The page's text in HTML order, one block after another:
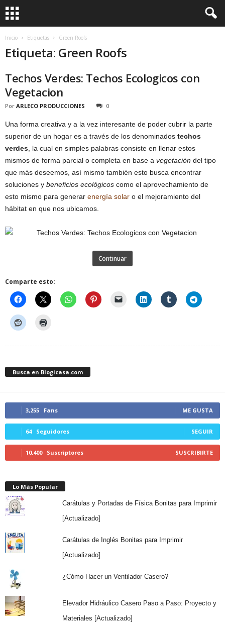
Inicio Etiquetas Green Roofs
Etiqueta: Green Roofs
Techos Verdes: Techos Ecologicos con
Vegetacion
Por ARLECO PRODUCCIONES 0
Una forma creativa y a la vez interesante de poder cubrir la parte
superior de un hogar es a través de los denominados techos
verdes , la cual en simples palabras consiste en llenar estos
mismos de forma parcial o completa en base a vegetación del tipo
que más deseemos, así mismo también esto busca encontrar
soluciones y beneficios ecológicos como el aprovechamiento de
esto mismo para generar energía solar o el mejoramiento del
hábitat en que nos ubicamos.
Continuar
Comparte esto:
Busca en Blogicasa.com
3,255 Fans ME GUSTA
64 Seguidores SEGUIR
10,400 Suscriptores SUSCRIBIRTE
Lo Más Popular
Carátulas y Portadas de Física Bonitas para Imprimir
[Actualizado]
Carátulas de Inglés Bonitas para Imprimir
[Actualizado]
¿Cómo Hacer un Ventilador Casero?
Elevador Hidráulico Casero Paso a Paso: Proyecto y
Materiales [Actualizado]